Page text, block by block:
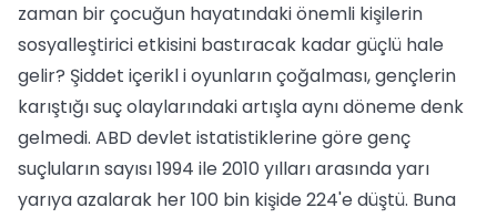
zaman bir çocuğun hayatındaki önemli kişilerin
sosyalleştirici etkisini bastıracak kadar güçlü hale
gelir? Şiddet içerikl i oyunların çoğalması, gençlerin
karıştığı suç olaylarındaki artışla aynı döneme denk
gelmedi. ABD devlet istatistiklerine göre genç
suçluların sayısı 1994 ile 2010 yılları arasında yarı
yarıya azalarak her 100 bin kişide 224'e düştü. Buna